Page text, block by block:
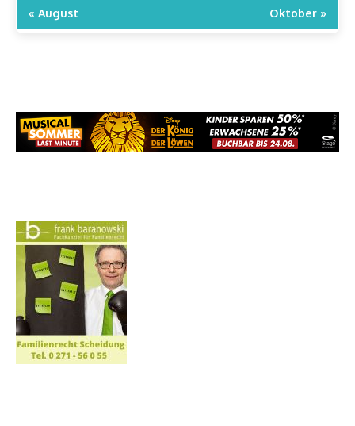
« August Oktober »